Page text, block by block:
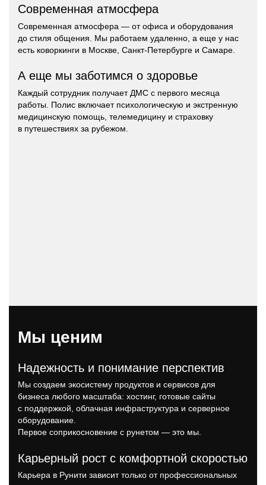
Современная атмосфера
Современная атмосфера — от офиса и оборудования
до стиля общения. Мы работаем удаленно, а еще у нас
есть коворкинги в Москве, Санкт-Петербурге и Самаре.
А еще мы заботимся о здоровье
Каждый сотрудник получает ДМС с первого месяца
работы. Полис включает психологическую и экстренную
медицинскую помощь, телемедицину и страховку
в путешествиях за рубежом.
Мы ценим
Надежность и понимание перспектив
Мы создаем экосистему продуктов и сервисов для
бизнеса любого масштаба: хостинг, готовые сайты
с поддержкой, облачная инфраструктура и серверное
оборудование.
Первое соприкосновение с рунетом — это мы.
Карьерный рост с комфортной скоростью
Карьера в Рунити зависит только от профессиональных